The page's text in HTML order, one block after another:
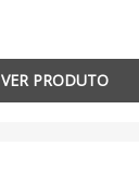
VER PRODUTO